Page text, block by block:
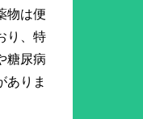
物は便
り、特
糖尿病
ありま